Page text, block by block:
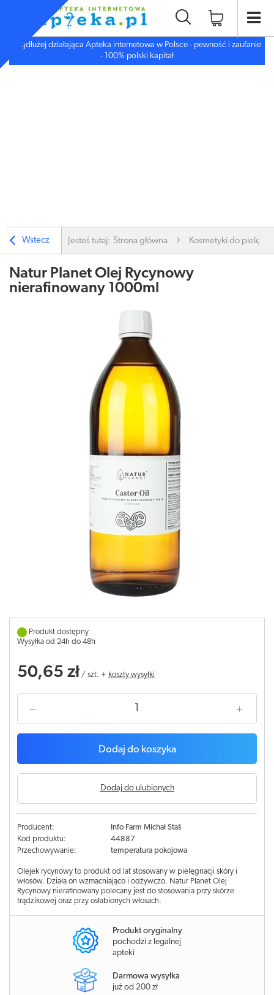
Najdłużej działająca Apteka internetowa w Polsce - pewność i zaufanie
- 100% polski kapitał
Wstecz Jesteś tutaj: Strona główna Kosmetyki do
Natur Planet Olej Rycynowy
nierafinowany 1000ml
Produkt dostępny
Wysyłka od 24h do 48h
50,65 zł / szt. + koszty wysyłki
Dodaj do koszyka
Dodaj do ulubionych
Producent:
Info Farm Michał Staś
Kod produktu:
44887
Przechowywanie:
temperatura pokojowa
Olejek rycynowy to produkt od lat stosowany w pielęgnacji skóry i
włosów. Działa on wzmacniająco i odżywczo. Natur Planet Olej
Rycynowy nierafinowany polecany jest do stosowania przy skórze
trądzikowej oraz przy osłabionych włosach.
Produkt oryginalny
pochodzi z legalnej
apteki
Darmowa wysyłka
już od 200 zł